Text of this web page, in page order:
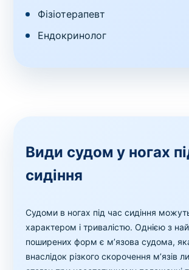
Фізіотерапевт
Ендокринолог
Види судом у ногах
сидіння
Судоми в ногах під час сидіння
характером і тривалістю. Однією з
поширених форм є м’язова судома,
внаслідок різкого скорочення м’язів